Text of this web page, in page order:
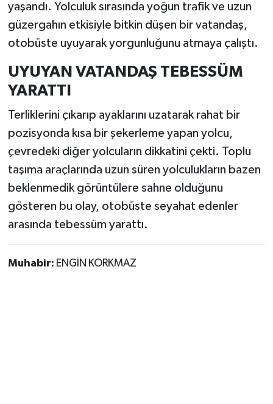
yaşandı. Yolculuk sırasında yoğun trafik ve uzun
güzergahın etkisiyle bitkin düşen bir vatandaş,
otobüste uyuyarak yorgunluğunu atmaya çalıştı.
UYUYAN VATANDAŞ TEBESSÜM
YARATTI
Terliklerini çıkarıp ayaklarını uzatarak rahat bir
pozisyonda kısa bir şekerleme yapan yolcu,
çevredeki diğer yolcuların dikkatini çekti. Toplu
taşıma araçlarında uzun süren yolculukların bazen
beklenmedik görüntülere sahne olduğunu
gösteren bu olay, otobüste seyahat edenler
arasında tebessüm yarattı.
Muhabir: ENGİN KORKMAZ